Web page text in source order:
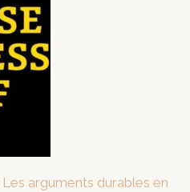
arguments durables en